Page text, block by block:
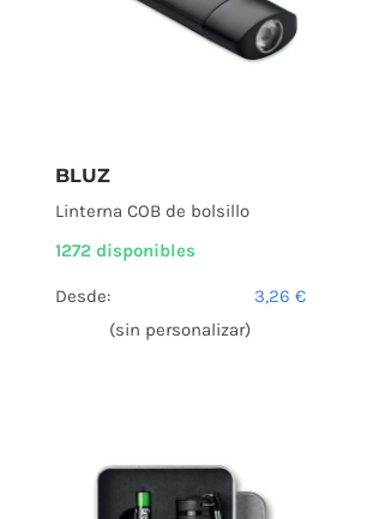
BLUZ
Linterna COB de bolsillo
1272 disponibles
Desde: 3,26 €
(sin personalizar)